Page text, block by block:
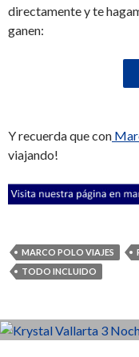
directamente y te
ganen:
Y recuerda que con
viajando!
MARCO POLO VIAJES
TODO INCLUIDO